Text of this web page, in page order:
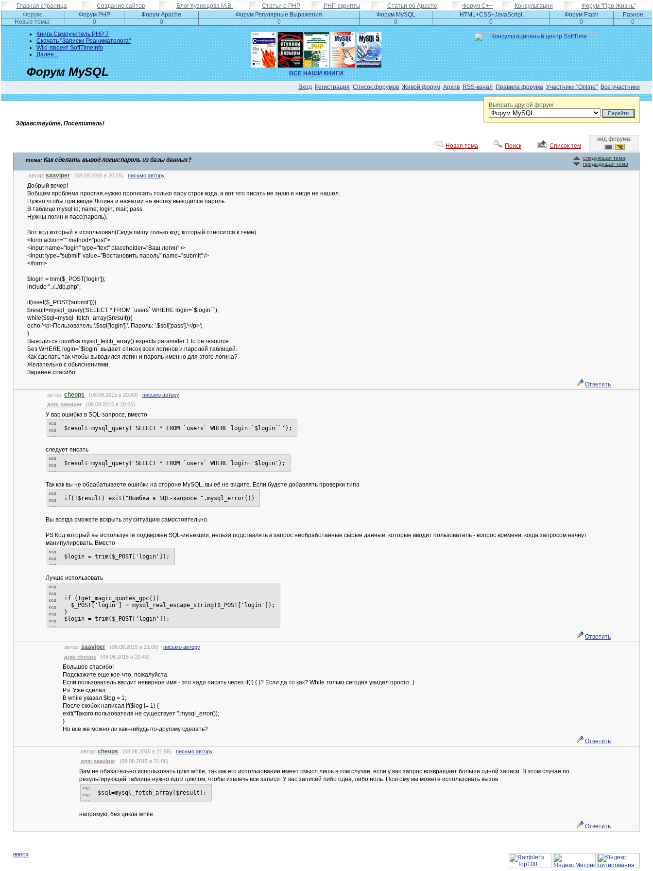
Главная страница Создание сайтов Блог Кузнецова М.В. Статьи о PHP PHP-скрипты Статьи об Apache Форум С++ Консультации
Форум "Про Жизнь"
Форум:
Форум PHP Форум Apache Форум Регулярные Выражения Форум MySQL HTML+CSS+JavaScript Форум Flash
Разное
Новые темы:
0 0 0 0 0 0
0
Книга Самоучитель PHP 7
Скачать "Записки Реаниматолога"
Wiki-проект SoftTimeInfo
Далее...
ВСЕ НАШИ КНИГИ
Форум MySQL
Вход Регистрация Список форумов Живой форум Архив RSS-канал Правила форума Участники "Online" Все участники
Выбрать другой форум
Здравствуйте, Посетитель!
Новая тема Поиск Список тем
вид форума:
тема: Как сделать вывод логин:пароль из базы данных?
следующая тема
предыдущая тема
автор: saaviper (08.08.2015 в 20:25) письмо автору
Добрый вечер!
Вобщем проблема простая,нужно прописать только пару строк кода, а вот что писать не знаю и нигде не нашел.
Нужно чтобы при вводе Логина и нажатии на кнопку выводился пароль.
В таблице mysql id; name; login; mail; pass.
Нужны логин и пасс(пароль).
Вот код который я использовал(Сюда пишу только код, который относится к теме) :
<form action="" method="post">
<input name="login" type="text" placeholder="Ваш логин" />
<input type="submit" value="Востановить пароль" name="submit" />
</form>
$login = trim($_POST['login']);
include "../../db.php";
if(isset($_POST['submit'])){
$result=mysql_query('SELECT * FROM `users` WHERE login=`$login``');
while($sql=mysql_fetch_array($result)){
echo '<p>Пользователь:'.$sql['login'].'. Пароль: '.$sql['pass'].'</p>';
}
Выводится ошибка mysql_fetch_array() expects parameter 1 to be resource
Без WHERE login=`$login` выдает список всех логинов и паролей таблицей.
Как сделать так чтобы выводился логин и пароль именно для этого логина?
Желательно с обьяснениями.
Заранее спасибо.
Ответить
автор: cheops (08.08.2015 в 20:43) письмо автору
для: saaviper (08.08.2015 в 20:25)
У вас ошибка в SQL-запросе, вместо
$result=mysql_query('SELECT * FROM `users` WHERE login=`$login``');
следует писать
$result=mysql_query('SELECT * FROM `users` WHERE login='$login');
Так как вы не обрабатываете ошибки на стороне MySQL, вы её не видите. Если будете добавлять проверки типа
if(!$result) exit("Ошибка в SQL-запросе ".mysql_error())
Вы всегда сможете вскрыть эту ситуацию самостоятельно.
PS Код который вы используете подвержен SQL-инъекции, нельзя подставлять в запрос необработанные сырые данные, которые вводит пользователь - вопрос времени, когда запросом начнут
манипулировать. Вместо
$login = trim($_POST['login']);
Лучше использовать
if (!get_magic_quotes_gpc())
$_POST['login'] = mysql_real_escape_string($_POST['login']);
}
$login = trim($_POST['login']);
Ответить
автор: saaviper (08.08.2015 в 21:06) письмо автору
для: cheops (08.08.2015 в 20:43)
Большое спасибо!
Подскажите еще кое-что, пожалуйста.
Если пользователь вводит неверное имя - это надо писать через if(!) { }? Если да то как? While только сегодня увидел просто..)
P.s. Уже сделал
В while указал $log = 1;
После скобок написал if($log != 1) {
exit("Такого пользователя не существует ".mysql_error());
}
Но всё же можно ли как-нибудь по-другому сделать?
Ответить
автор: cheops (08.08.2015 в 21:58) письмо автору
для: saaviper (08.08.2015 в 21:06)
Вам не обязательно использовать цикл while, так как его использование имеет смысл лишь в том случае, если у вас запрос возвращает больше одной записи. В этом случае по
результирующей таблице нужно идти циклом, чтобы извлечь все записи. У вас записей либо одна, либо ноль. Поэтому вы можете использовать вызов
$sql=mysql_fetch_array($result);
напрямую, без цикла while.
Ответить
вверх